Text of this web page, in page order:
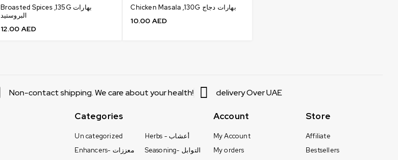
Broasted Spices ,135G بهارات
البروستيد
12.00 AED
Chicken Masala ,130G بهارات دجاج
10.00 AED
Non-contact shipping. We care about your health! delivery Over UAE
Categories
Un categorized
Enhancers- معززات
Herbs - أعشاب
Seasoning- التوابل
Account
My Account
My orders
Store
Affiliate
Bestsellers